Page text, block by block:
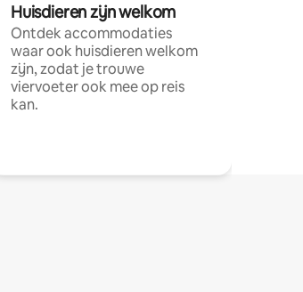
Huisdieren zijn welkom
Ontdek accommodaties
waar ook huisdieren welkom
zijn, zodat je trouwe
viervoeter ook mee op reis
kan.